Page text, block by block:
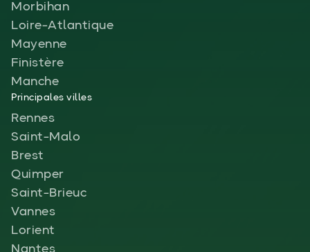
Morbihan
Loire-Atlantique
Mayenne
Finistère
Manche
Principales villes
Rennes
Saint-Malo
Brest
Quimper
Saint-Brieuc
Vannes
Lorient
Nantes